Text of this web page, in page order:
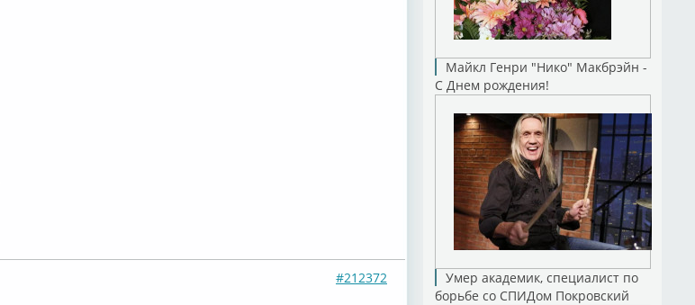
#212372
Майкл Генри "Нико" Макбрэйн -
С Днем рождения!
Умер академик, специалист по
борьбе со СПИДом Покровский